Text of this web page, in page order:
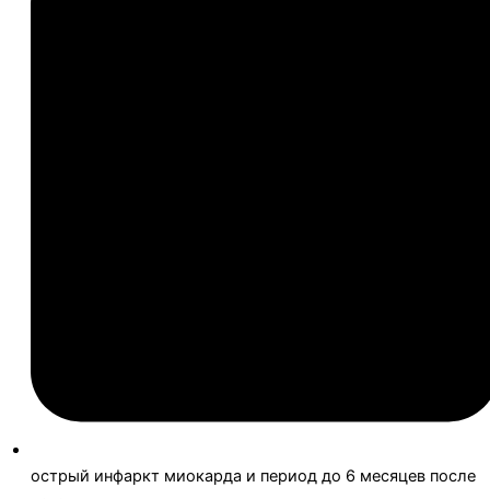
острый инфаркт миокарда и период до 6 месяцев после